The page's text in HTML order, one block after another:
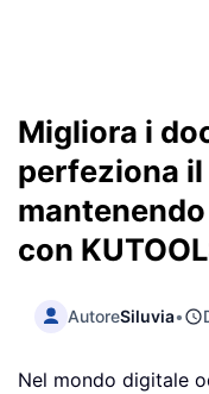
Migliora i
perfeziona
con
AutoreSiluvia•
Nel mondo digitale